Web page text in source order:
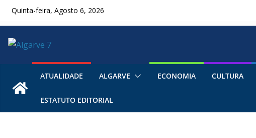
SkipQuinta-feira, Agosto 6, 2026
ATUALIDADE ALGARVE ECONOMIA CULTURA
ESTATUTO EDITORIAL